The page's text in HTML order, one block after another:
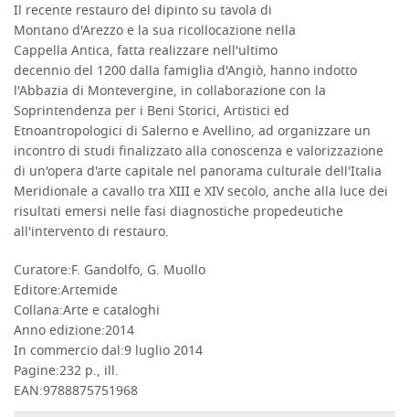
Il recente restauro del dipinto su tavola di
Montano d'Arezzo e la sua ricollocazione nella
Cappella Antica, fatta realizzare nell'ultimo
decennio del 1200 dalla famiglia d'Angiò, hanno indotto
l'Abbazia di Montevergine, in collaborazione con la
Soprintendenza per i Beni Storici, Artistici ed
Etnoantropologici di Salerno e Avellino, ad organizzare un
incontro di studi finalizzato alla conoscenza e valorizzazione
di un'opera d'arte capitale nel panorama culturale dell'Italia
Meridionale a cavallo tra XIII e XIV secolo, anche alla luce dei
risultati emersi nelle fasi diagnostiche propedeutiche
all'intervento di restauro.
Curatore:F. Gandolfo, G. Muollo
Editore:Artemide
Collana:Arte e cataloghi
Anno edizione:2014
In commercio dal:9 luglio 2014
Pagine:232 p., ill.
EAN:9788875751968